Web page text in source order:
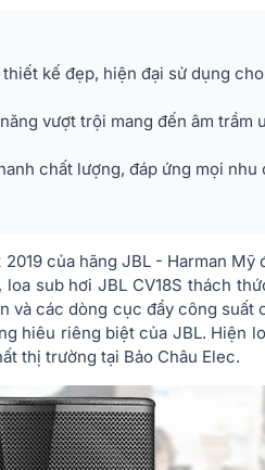
kế đẹp, hiện đại sử dụng
vượt trội mang đến âm trầm
chất lượng, đáp ứng mọi nhu
của hãng JBL - Harman Mỹ
sub hơi JBL CV18S thách
và các dòng cục đẩy công suất
hiêu riêng biệt của JBL. Hiện
thị trường tại Bảo Châu Elec.